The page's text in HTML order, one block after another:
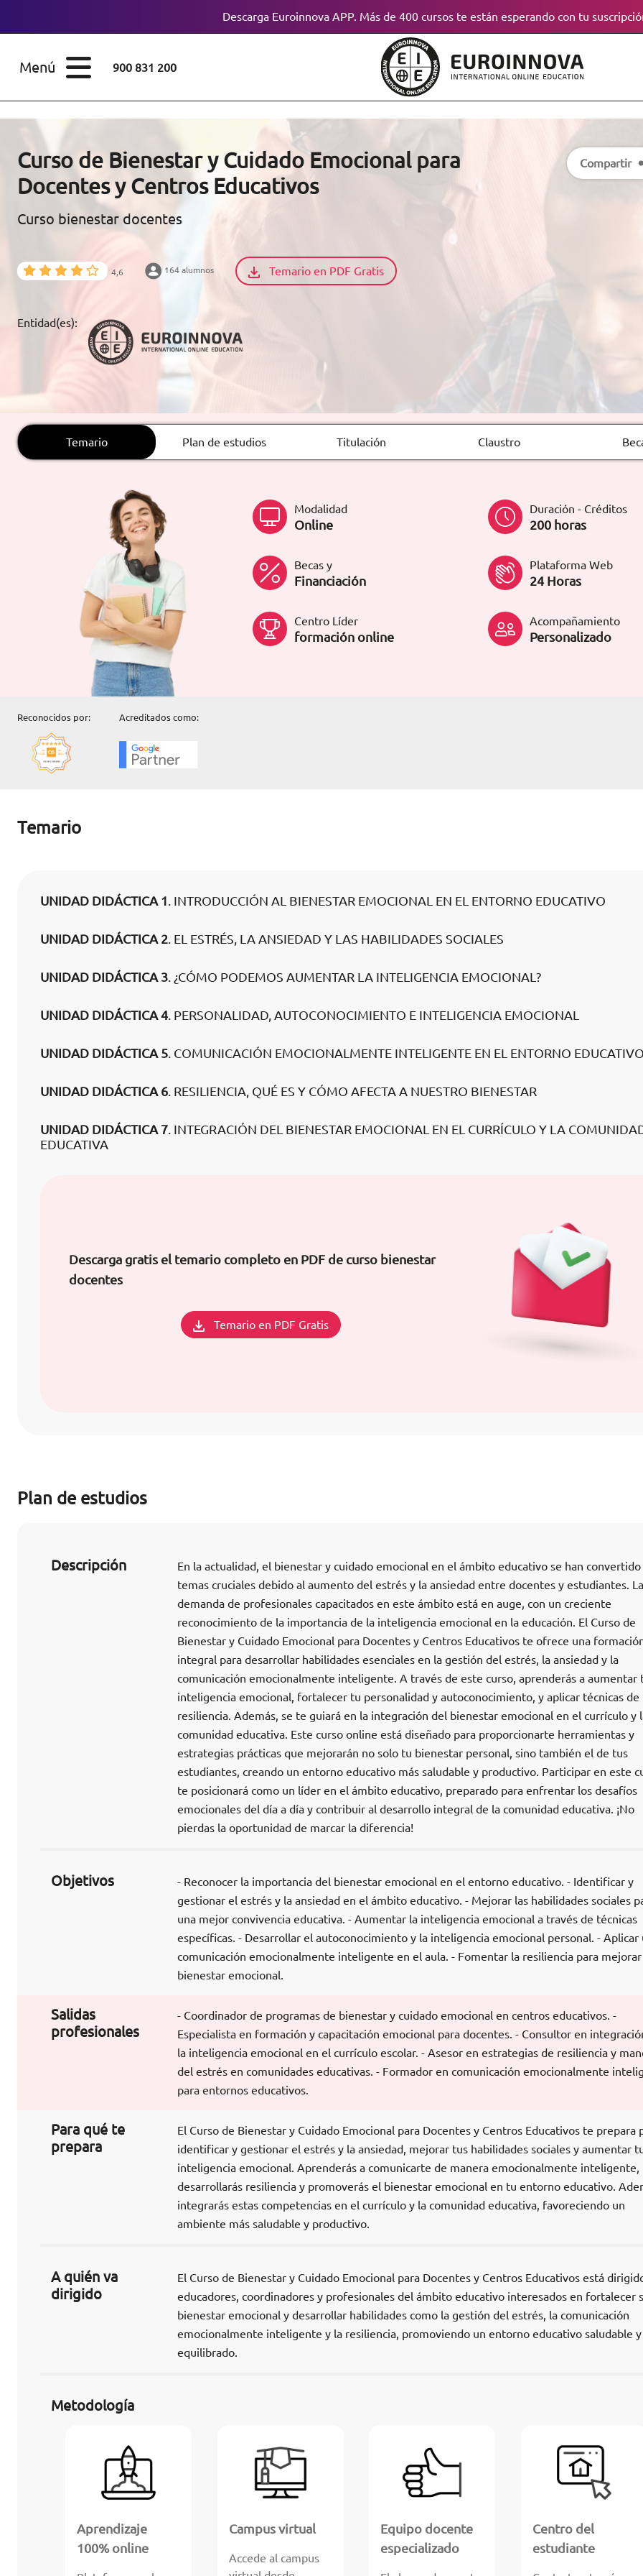
Descarga Euroinnova APP. Más de 400 cursos te están esperando con tu
Menú 900 831 200
ESTUDIOS
CONOCE EUROINNOVA
BECAS Y
RECURSOS
CONTACTO ES
formacion@euroinnova.com
TRABAJA CON NOSOTROS
ESTUDIOS
Licenciaturas
Doctorados
Maestría
Diplomados
Certificados de
Profesionalidad
Curso de Bienestar y Cuidado Emocional para
Docentes y Centros Educativos
Curso bienestar docentes
4,6 164 alumnos Temario en PDF Gratis
Entidad(es):
Compartir
Temario Plan de estudios Titulación Claustro
Modalidad
Online
Duración - Créditos
200 horas
Becas y
Financiación
Plataforma Web
24 Horas
Centro Líder
formación online
Acompañamiento
Personalizado
Reconocidos por: Acreditados como:
Temario
UNIDAD DIDÁCTICA 1. INTRODUCCIÓN AL BIENESTAR EMOCIONAL EN EL ENTORNO EDUCATIVO
UNIDAD DIDÁCTICA 2. EL ESTRÉS, LA ANSIEDAD Y LAS HABILIDADES SOCIALES
UNIDAD DIDÁCTICA 3. ¿CÓMO PODEMOS AUMENTAR LA INTELIGENCIA EMOCIONAL?
UNIDAD DIDÁCTICA 4. PERSONALIDAD, AUTOCONOCIMIENTO E INTELIGENCIA EMOCIONAL
UNIDAD DIDÁCTICA 5. COMUNICACIÓN EMOCIONALMENTE INTELIGENTE EN EL ENTORNO
UNIDAD DIDÁCTICA 6. RESILIENCIA, QUÉ ES Y CÓMO AFECTA A NUESTRO BIENESTAR
UNIDAD DIDÁCTICA 7. INTEGRACIÓN DEL BIENESTAR EMOCIONAL EN EL CURRÍCULO Y LA
EDUCATIVA
Descarga gratis el temario completo en PDF de curso bienestar
docentes
Temario en PDF Gratis
Plan de estudios
Descripción
En la actualidad, el bienestar y cuidado emocional en el ámbito educativo se han convertido
temas cruciales debido al aumento del estrés y la ansiedad entre docentes y estudiantes. La
demanda de profesionales capacitados en este ámbito está en auge, con un creciente
reconocimiento de la importancia de la inteligencia emocional en la educación. El Curso de
Bienestar y Cuidado Emocional para Docentes y Centros Educativos te ofrece una
integral para desarrollar habilidades esenciales en la gestión del estrés, la ansiedad y la
comunicación emocionalmente inteligente. A través de este curso, aprenderás a aumentar
inteligencia emocional, fortalecer tu personalidad y autoconocimiento, y aplicar técnicas de
resiliencia. Además, se te guiará en la integración del bienestar emocional en el currículo y
comunidad educativa. Este curso online está diseñado para proporcionarte herramientas y
estrategias prácticas que mejorarán no solo tu bienestar personal, sino también el de tus
estudiantes, creando un entorno educativo más saludable y productivo. Participar en este
te posicionará como un líder en el ámbito educativo, preparado para enfrentar los desafíos
emocionales del día a día y contribuir al desarrollo integral de la comunidad educativa. ¡No
pierdas la oportunidad de marcar la diferencia!
Objetivos
- Reconocer la importancia del bienestar emocional en el entorno educativo. - Identificar y
gestionar el estrés y la ansiedad en el ámbito educativo. - Mejorar las habilidades sociales
una mejor convivencia educativa. - Aumentar la inteligencia emocional a través de técnicas
específicas. - Desarrollar el autoconocimiento y la inteligencia emocional personal. - Aplicar
comunicación emocionalmente inteligente en el aula. - Fomentar la resiliencia para
bienestar emocional.
Salidas
profesionales
- Coordinador de programas de bienestar y cuidado emocional en centros educativos. -
Especialista en formación y capacitación emocional para docentes. - Consultor en
la inteligencia emocional en el currículo escolar. - Asesor en estrategias de resiliencia y
del estrés en comunidades educativas. - Formador en comunicación emocionalmente
para entornos educativos.
Para qué te
prepara
El Curso de Bienestar y Cuidado Emocional para Docentes y Centros Educativos te prepara
identificar y gestionar el estrés y la ansiedad, mejorar tus habilidades sociales y aumentar
inteligencia emocional. Aprenderás a comunicarte de manera emocionalmente inteligente,
desarrollarás resiliencia y promoverás el bienestar emocional en tu entorno educativo.
integrarás estas competencias en el currículo y la comunidad educativa, favoreciendo un
ambiente más saludable y productivo.
A quién va
dirigido
El Curso de Bienestar y Cuidado Emocional para Docentes y Centros Educativos está
educadores, coordinadores y profesionales del ámbito educativo interesados en fortalecer
bienestar emocional y desarrollar habilidades como la gestión del estrés, la comunicación
emocionalmente inteligente y la resiliencia, promoviendo un entorno educativo saludable y
equilibrado.
Metodología
Aprendizaje
100% online
Campus virtual
Accede al campus
Equipo docente
especializado
Centro del
estudiante